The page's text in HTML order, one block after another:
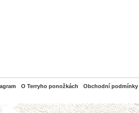
O Terryho ponožkách Obchodní podmínky
PayPal